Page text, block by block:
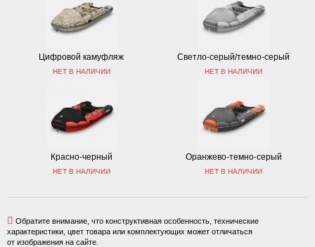
Цифровой камуфляж
НЕТ В НАЛИЧИИ
Светло-серый/темно-серый
НЕТ В НАЛИЧИИ
Красно-черный
НЕТ В НАЛИЧИИ
Оранжево-темно-серый
НЕТ В НАЛИЧИИ
Обратите внимание, что конструктивная особенность, технические
характеристики, цвет товара или комплектующих может отличаться
от изображения на сайте.